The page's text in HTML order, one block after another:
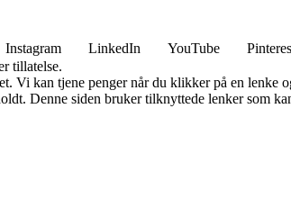
Instagram LinkedIn YouTube
tillatelse.
Vi kan tjene penger når du klikker på en lenke
Denne siden bruker tilknyttede lenker som